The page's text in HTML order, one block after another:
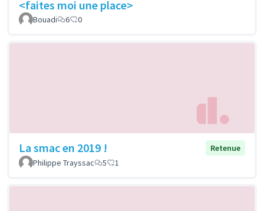
<faites moi une place>
Bouadi 6 0
La smac en 2019 !
Retenue
Philippe Trayssac
5 1